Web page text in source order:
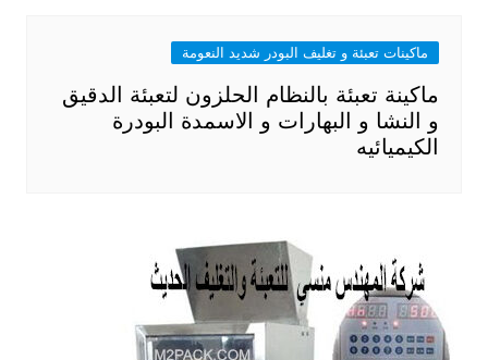
ماكينات تعبئة و تغليف البودر شديد النعومة
ماكينة تعبئة بالنظام الحلزون لتعبئة الدقيق
و النشا و البهارات و الاسمدة البودرة
الكيميائيه